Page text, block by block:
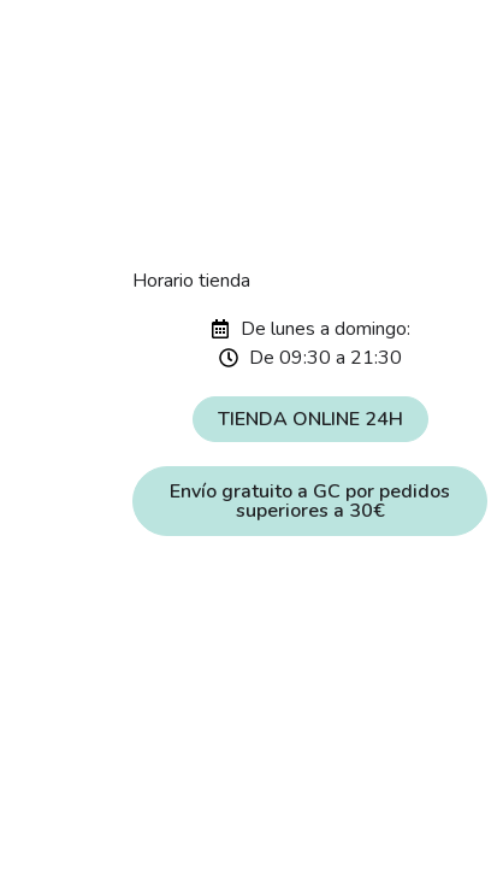
Horario tienda
De lunes a domingo:
De 09:30 a 21:30
TIENDA ONLINE 24H
Envío gratuito a GC por pedidos
superiores a 30€